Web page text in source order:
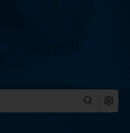
Dama en la
por el Día de la